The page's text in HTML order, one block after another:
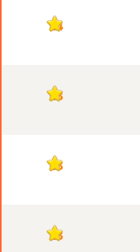
24
23
23
23